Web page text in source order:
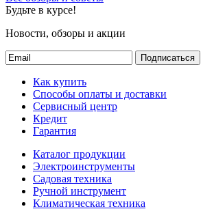
Будьте в курсе!
Новости, обзоры и акции
Подписаться
Как купить
Способы оплаты и доставки
Сервисный центр
Кредит
Гарантия
Каталог продукции
Электроинструменты
Садовая техника
Ручной инструмент
Климатическая техника